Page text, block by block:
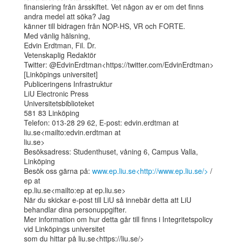
finansiering från årsskiftet. Vet någon av er om det finns
andra medel att söka? Jag
känner till bidragen från NOP-HS, VR och FORTE.
Med vänlig hälsning,
Edvin Erdtman, Fil. Dr.
Vetenskaplig Redaktör
Twitter: @EdvinErdtman<https://twitter.com/EdvinErdtman>
[Linköpings universitet]
Publiceringens Infrastruktur
LiU Electronic Press
Universitetsbiblioteket
581 83 Linköping
Telefon: 013-28 29 62, E-post: edvin.erdtman at
liu.se<mailto:edvin.erdtman at
liu.se>
Besöksadress: Studenthuset, våning 6, Campus Valla,
Linköping
Besök oss gärna på: www.ep.liu.se<http://www.ep.liu.se/> /
ep at
ep.liu.se<mailto:ep at ep.liu.se>
När du skickar e-post till LiU så innebär detta att LiU
behandlar dina personuppgifter.
Mer information om hur detta går till finns i Integritetspolicy
vid Linköpings universitet
som du hittar på liu.se<https://liu.se/>